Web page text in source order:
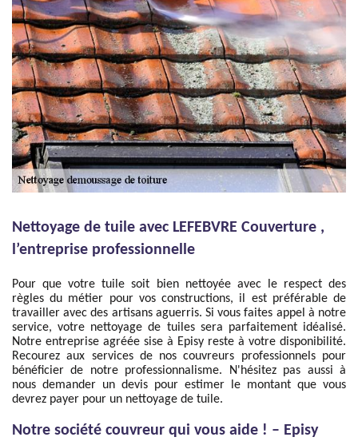
Nettoyage de tuile avec LEFEBVRE Couverture ,
l’entreprise professionnelle
Pour que votre tuile soit bien nettoyée avec le respect des
règles du métier pour vos constructions, il est préférable de
travailler avec des artisans aguerris. Si vous faites appel à notre
service, votre nettoyage de tuiles sera parfaitement idéalisé.
Notre entreprise agréée sise à Episy reste à votre disponibilité.
Recourez aux services de nos couvreurs professionnels pour
bénéficier de notre professionnalisme. N'hésitez pas aussi à
nous demander un devis pour estimer le montant que vous
devrez payer pour un nettoyage de tuile.
Notre société couvreur qui vous aide ! – Episy